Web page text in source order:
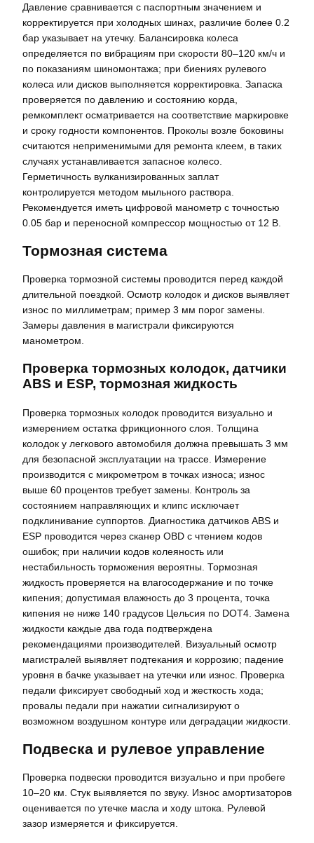
Давление сравнивается с паспортным значением и
корректируется при холодных шинах, различие более 0.2
бар указывает на утечку. Балансировка колеса
определяется по вибрациям при скорости 80–120 км/ч и
по показаниям шиномонтажа; при биениях рулевого
колеса или дисков выполняется корректировка. Запаска
проверяется по давлению и состоянию корда,
ремкомплект осматривается на соответствие маркировке
и сроку годности компонентов. Проколы возле боковины
считаются неприменимыми для ремонта клеем, в таких
случаях устанавливается запасное колесо.
Герметичность вулканизированных заплат
контролируется методом мыльного раствора.
Рекомендуется иметь цифровой манометр с точностью
0.05 бар и переносной компрессор мощностью от 12 В.
Тормозная система
Проверка тормозной системы проводится перед каждой
длительной поездкой. Осмотр колодок и дисков выявляет
износ по миллиметрам; пример 3 мм порог замены.
Замеры давления в магистрали фиксируются
манометром.
Проверка тормозных колодок, датчики
ABS и ESP, тормозная жидкость
Проверка тормозных колодок проводится визуально и
измерением остатка фрикционного слоя. Толщина
колодок у легкового автомобиля должна превышать 3 мм
для безопасной эксплуатации на трассе. Измерение
производится с микрометром в точках износа; износ
выше 60 процентов требует замены. Контроль за
состоянием направляющих и клипс исключает
подклинивание суппортов. Диагностика датчиков ABS и
ESP проводится через сканер OBD с чтением кодов
ошибок; при наличии кодов колеяность или
нестабильность торможения вероятны. Тормозная
жидкость проверяется на влагосодержание и по точке
кипения; допустимая влажность до 3 процента, точка
кипения не ниже 140 градусов Цельсия по DOT4. Замена
жидкости каждые два года подтверждена
рекомендациями производителей. Визуальный осмотр
магистралей выявляет подтекания и коррозию; падение
уровня в бачке указывает на утечки или износ. Проверка
педали фиксирует свободный ход и жесткость хода;
провалы педали при нажатии сигнализируют о
возможном воздушном контуре или деградации жидкости.
Подвеска и рулевое управление
Проверка подвески проводится визуально и при пробеге
10–20 км. Стук выявляется по звуку. Износ амортизаторов
оценивается по утечке масла и ходу штока. Рулевой
зазор измеряется и фиксируется.